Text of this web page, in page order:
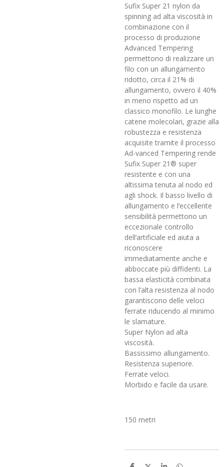
Sufix Super 21 nylon da
spinning ad alta viscosità in
combinazione con il
processo di produzione
Advanced Tempering
permettono di realizzare un
filo con un allungamento
ridotto, circa il 21% di
allungamento, ovvero il 40%
in meno rispetto ad un
classico monofilo. Le lunghe
catene molecolari, grazie alla
robustezza e resistenza
acquisite tramite il processo
Ad-vanced Tempering rende
Sufix Super 21® super
resistente e con una
altissima tenuta al nodo ed
agli shock. Il basso livello di
allungamento e l’eccellente
sensibilità permettono un
eccezionale controllo
dell’artificiale ed aiuta a
riconoscere
immediatamente anche e
abboccate più diffidenti. La
bassa elasticità combinata
con l’alta resistenza al nodo
garantiscono delle veloci
ferrate riducendo al minimo
le slamature.
Super Nylon ad alta
viscosità.
Bassissimo allungamento.
Resistenza superiore.
Ferrate veloci.
Morbido e facile da usare.
150 metri